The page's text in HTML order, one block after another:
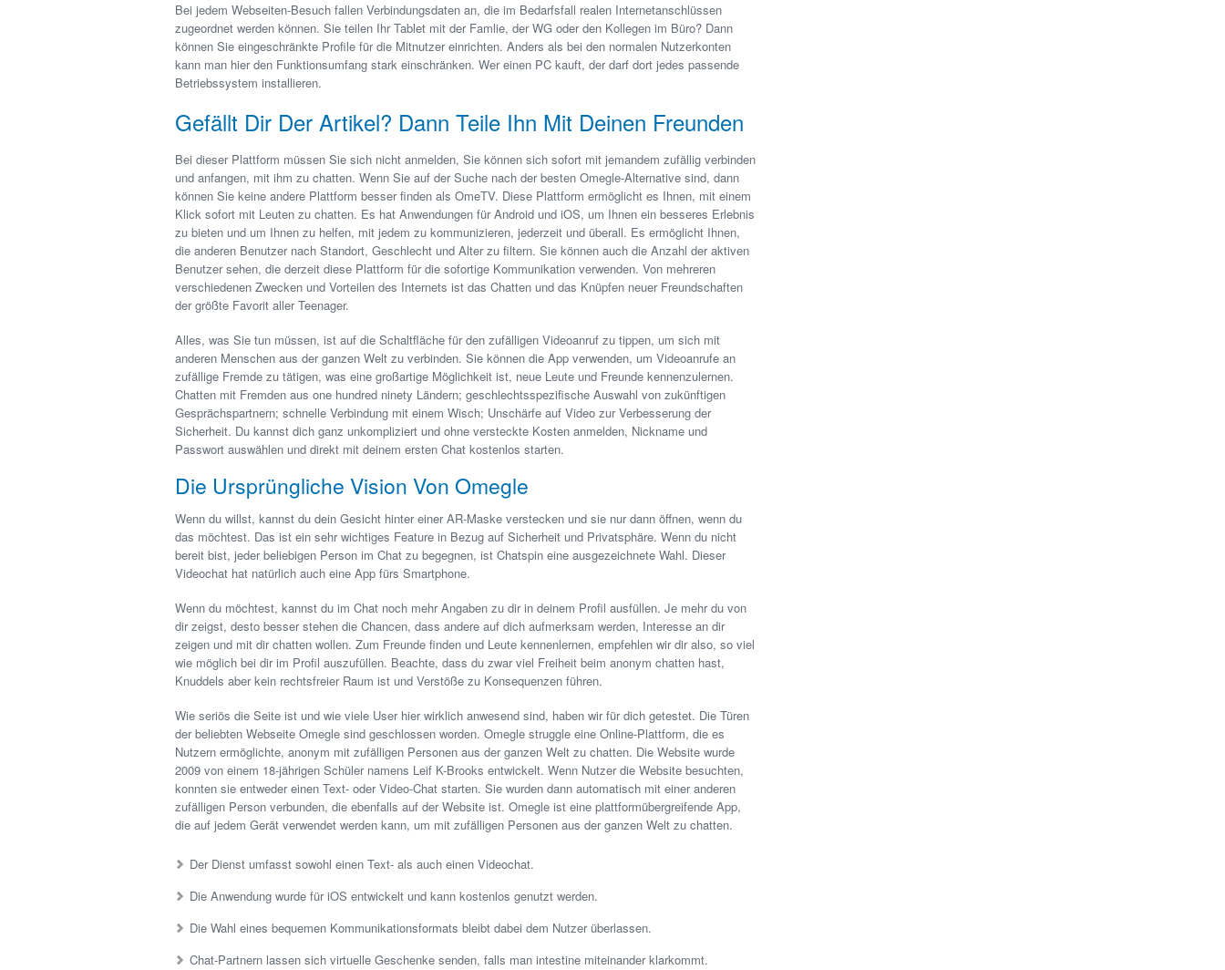
Bei jedem Webseiten-Besuch fallen Verbindungsdaten an, die im Bedarfsfall realen Internetanschlüssen
zugeordnet werden können. Sie teilen Ihr Tablet mit der Famlie, der WG oder den Kollegen im Büro? Dann
können Sie eingeschränkte Profile für die Mitnutzer einrichten. Anders als bei den normalen Nutzerkonten
kann man hier den Funktionsumfang stark einschränken. Wer einen PC kauft, der darf dort jedes passende
Betriebssystem installieren.
Gefällt Dir Der Artikel? Dann Teile Ihn Mit Deinen Freunden
Bei dieser Plattform müssen Sie sich nicht anmelden, Sie können sich sofort mit jemandem zufällig verbinden
und anfangen, mit ihm zu chatten. Wenn Sie auf der Suche nach der besten Omegle-Alternative sind, dann
können Sie keine andere Plattform besser finden als OmeTV. Diese Plattform ermöglicht es Ihnen, mit einem
Klick sofort mit Leuten zu chatten. Es hat Anwendungen für Android und iOS, um Ihnen ein besseres Erlebnis
zu bieten und um Ihnen zu helfen, mit jedem zu kommunizieren, jederzeit und überall. Es ermöglicht Ihnen,
die anderen Benutzer nach Standort, Geschlecht und Alter zu filtern. Sie können auch die Anzahl der aktiven
Benutzer sehen, die derzeit diese Plattform für die sofortige Kommunikation verwenden. Von mehreren
verschiedenen Zwecken und Vorteilen des Internets ist das Chatten und das Knüpfen neuer Freundschaften
der größte Favorit aller Teenager.
Alles, was Sie tun müssen, ist auf die Schaltfläche für den zufälligen Videoanruf zu tippen, um sich mit
anderen Menschen aus der ganzen Welt zu verbinden. Sie können die App verwenden, um Videoanrufe an
zufällige Fremde zu tätigen, was eine großartige Möglichkeit ist, neue Leute und Freunde kennenzulernen.
Chatten mit Fremden aus one hundred ninety Ländern; geschlechtsspezifische Auswahl von zukünftigen
Gesprächspartnern; schnelle Verbindung mit einem Wisch; Unschärfe auf Video zur Verbesserung der
Sicherheit. Du kannst dich ganz unkompliziert und ohne versteckte Kosten anmelden, Nickname und
Passwort auswählen und direkt mit deinem ersten Chat kostenlos starten.
Die Ursprüngliche Vision Von Omegle
Wenn du willst, kannst du dein Gesicht hinter einer AR-Maske verstecken und sie nur dann öffnen, wenn du
das möchtest. Das ist ein sehr wichtiges Feature in Bezug auf Sicherheit und Privatsphäre. Wenn du nicht
bereit bist, jeder beliebigen Person im Chat zu begegnen, ist Chatspin eine ausgezeichnete Wahl. Dieser
Videochat hat natürlich auch eine App fürs Smartphone.
Wenn du möchtest, kannst du im Chat noch mehr Angaben zu dir in deinem Profil ausfüllen. Je mehr du von
dir zeigst, desto besser stehen die Chancen, dass andere auf dich aufmerksam werden, Interesse an dir
zeigen und mit dir chatten wollen. Zum Freunde finden und Leute kennenlernen, empfehlen wir dir also, so viel
wie möglich bei dir im Profil auszufüllen. Beachte, dass du zwar viel Freiheit beim anonym chatten hast,
Knuddels aber kein rechtsfreier Raum ist und Verstöße zu Konsequenzen führen.
Wie seriös die Seite ist und wie viele User hier wirklich anwesend sind, haben wir für dich getestet. Die Türen
der beliebten Webseite Omegle sind geschlossen worden. Omegle struggle eine Online-Plattform, die es
Nutzern ermöglichte, anonym mit zufälligen Personen aus der ganzen Welt zu chatten. Die Website wurde
2009 von einem 18-jährigen Schüler namens Leif K-Brooks entwickelt. Wenn Nutzer die Website besuchten,
konnten sie entweder einen Text- oder Video-Chat starten. Sie wurden dann automatisch mit einer anderen
zufälligen Person verbunden, die ebenfalls auf der Website ist. Omegle ist eine plattformübergreifende App,
die auf jedem Gerät verwendet werden kann, um mit zufälligen Personen aus der ganzen Welt zu chatten.
Der Dienst umfasst sowohl einen Text- als auch einen Videochat.
Die Anwendung wurde für iOS entwickelt und kann kostenlos genutzt werden.
Die Wahl eines bequemen Kommunikationsformats bleibt dabei dem Nutzer überlassen.
Chat-Partnern lassen sich virtuelle Geschenke senden, falls man intestine miteinander klarkommt.